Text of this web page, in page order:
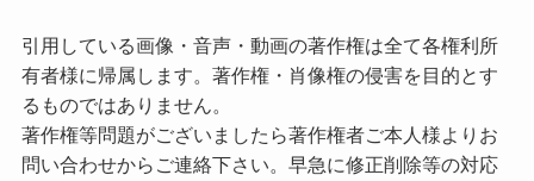
引用している画像・音声・動画の著作権は全て各権利所
有者様に帰属します。著作権・肖像権の侵害を目的とす
るものではありません。
著作権等問題がございましたら著作権者ご本人様よりお
問い合わせからご連絡下さい。早急に修正削除等の対応